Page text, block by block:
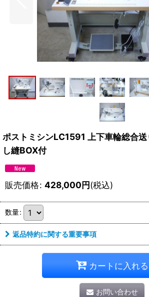
ポストミシンLC1591 上下車輪総合送
し縫BOX付
販売価格: 428,000円(税込)
数量:
返品特約に関する重要事項
カートに入れる
お問い合わせ